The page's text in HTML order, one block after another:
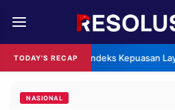
TODAY'S RECAPBPS: Indeks Kepuasan
REDAKSI TENTANG
RESOLUSI IKLAN
NASIONAL